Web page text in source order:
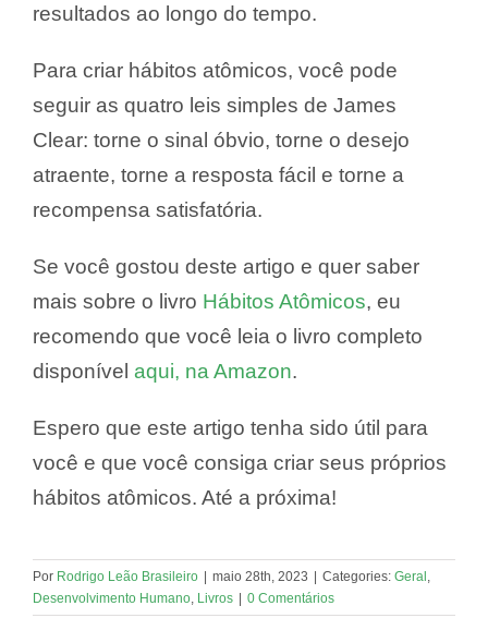
resultados ao longo do tempo.
Para criar hábitos atômicos, você pode
seguir as quatro leis simples de James
Clear: torne o sinal óbvio, torne o desejo
atraente, torne a resposta fácil e torne a
recompensa satisfatória.
Se você gostou deste artigo e quer saber
mais sobre o livro Hábitos Atômicos, eu
recomendo que você leia o livro completo
disponível aqui, na Amazon.
Espero que este artigo tenha sido útil para
você e que você consiga criar seus próprios
hábitos atômicos. Até a próxima!
Por Rodrigo Leão Brasileiro | maio 28th, 2023 | Categories: Geral
Desenvolvimento Humano Livros | 0 Comentários